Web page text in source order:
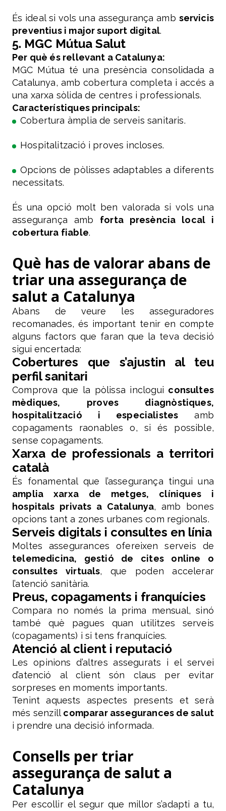
És ideal si vols una assegurança amb servicis
preventius i major suport digital.
5. MGC Mútua Salut
Per què és rellevant a Catalunya:
MGC Mútua té una presència consolidada a
Catalunya, amb cobertura completa i accés a
una xarxa sòlida de centres i professionals.
Característiques principals:
Cobertura àmplia de serveis sanitaris.
Hospitalització i proves incloses.
Opcions de pòlisses adaptables a diferents
necessitats.
És una opció molt ben valorada si vols una
assegurança amb forta presència local i
cobertura fiable.
Què has de valorar abans de
triar una assegurança de
salut a Catalunya
Abans de veure les asseguradores
recomanades, és important tenir en compte
alguns factors que faran que la teva decisió
sigui encertada:
Cobertures que s’ajustin al teu
perfil sanitari
Comprova que la pòlissa inclogui consultes
mèdiques, proves diagnòstiques,
hospitalització i especialistes amb
copagaments raonables o, si és possible,
sense copagaments.
Xarxa de professionals a territori
català
És fonamental que l’assegurança tingui una
amplia xarxa de metges, clíniques i
hospitals privats a Catalunya, amb bones
opcions tant a zones urbanes com regionals.
Serveis digitals i consultes en línia
Moltes assegurances ofereixen serveis de
telemedicina, gestió de cites online o
consultes virtuals, que poden accelerar
l’atenció sanitària.
Preus, copagaments i franquícies
Compara no només la prima mensual, sinó
també què pagues quan utilitzes serveis
(copagaments) i si tens franquícies.
Atenció al client i reputació
Les opinions d’altres assegurats i el servei
d’atenció al client són claus per evitar
sorpreses en moments importants.
Tenint aquests aspectes presents et serà
més senzill comparar assegurances de salut
i prendre una decisió informada.
Consells per triar
assegurança de salut a
Catalunya
Per escollir el segur que millor s’adapti a tu,